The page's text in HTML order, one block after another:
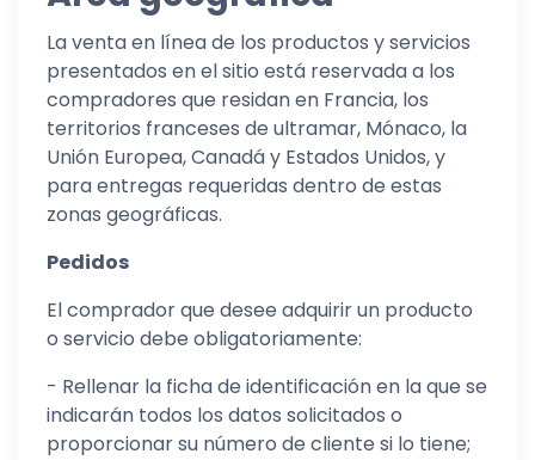
La venta en línea de los productos y servicios
presentados en el sitio está reservada a los
compradores que residan en Francia, los
territorios franceses de ultramar, Mónaco, la
Unión Europea, Canadá y Estados Unidos, y
para entregas requeridas dentro de estas
zonas geográficas.
Pedidos
El comprador que desee adquirir un producto
o servicio debe obligatoriamente:
- Rellenar la ficha de identificación en la que se
indicarán todos los datos solicitados o
proporcionar su número de cliente si lo tiene;